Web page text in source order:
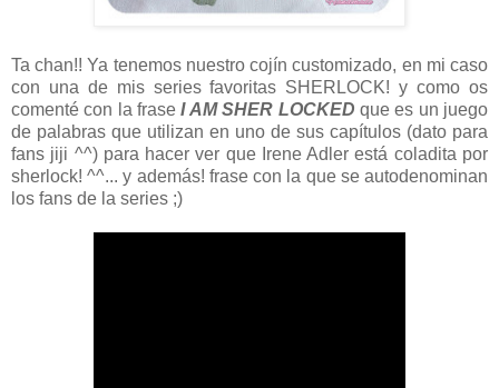
Ta chan!! Ya tenemos nuestro cojín customizado, en mi caso
con una de mis series favoritas SHERLOCK! y como os
comenté con la fraseI AM SHER LOCKED que es un juego
de palabras que utilizan en uno de sus capítulos (dato para
fans jiji ^^) para hacer ver que Irene Adler está coladita por
sherlock! ^^... y además! frase con la que se autodenominan
los fans de la series ;)